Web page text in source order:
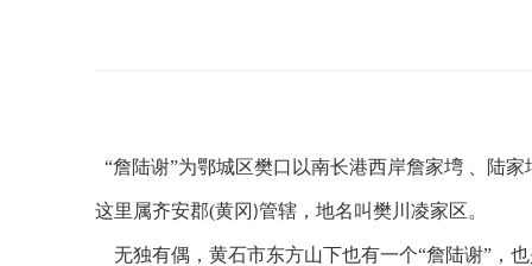
“詹陆谢”为鄂城区樊口以南长港西岸詹家塆 、陆家
这里属齐安郡(黄冈 )管辖，地名叫樊川凌家区。
无独有偶，黄石市东方山下也有一个“詹陆谢”，